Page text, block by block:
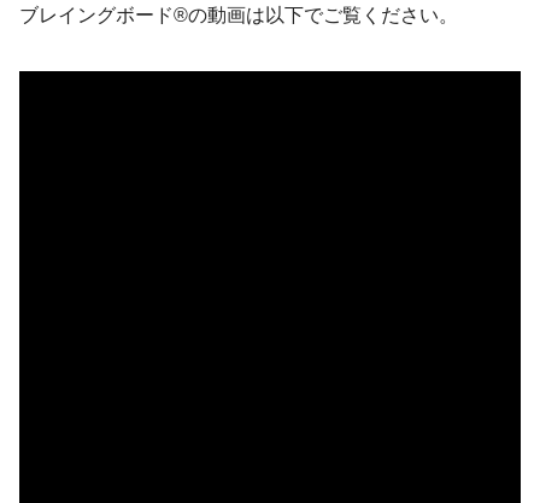
ブレイングボード®の動画は以下でご覧ください。